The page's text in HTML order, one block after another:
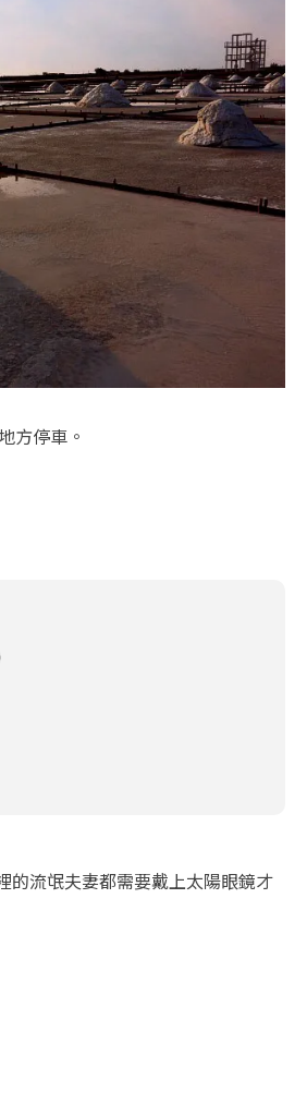
方停車。
的流氓夫妻都需要戴上太陽眼鏡才